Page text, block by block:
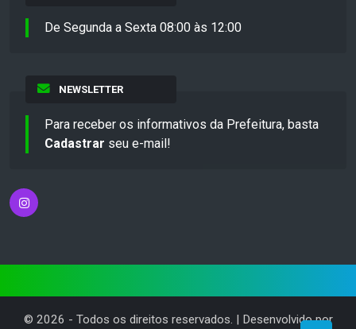
De Segunda a Sexta 08:00 às 12:00
NEWSLETTER
Para receber os informativos da Prefeitura, basta
Cadastrar seu e-mail!
© 2026 - Todos os direitos reservados. | Desenvolvido por